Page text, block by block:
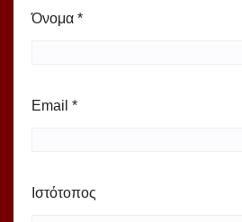
Όνομα *
Email *
Ιστότοπος